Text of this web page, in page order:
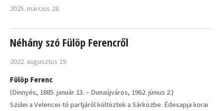
2025. március 18.
Néhány szó Fülöp Ferencről
2022. augusztus 19.
Fülöp Ferenc
(Dinnyés, 1885. január 13. – Dunaújváros, 1962. június 2.)
Szülei a Velencei-tó partjáról költöztek a Sárközbe. Édesapja korai